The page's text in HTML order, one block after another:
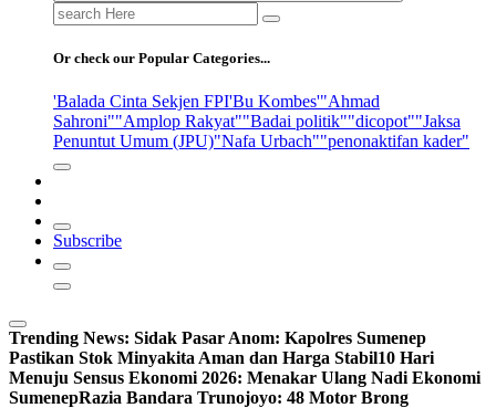
Search
for:
Or check our Popular Categories...
'Balada Cinta Sekjen FPI'Bu Kombes'"Ahmad
Sahroni""Amplop Rakyat""Badai politik""dicopot""Jaksa
Penuntut Umum (JPU)"Nafa Urbach""penonaktifan kader"
Subscribe
Trending News: Sidak Pasar Anom: Kapolres Sumenep
Pastikan Stok Minyakita Aman dan Harga Stabil10 Hari
Menuju Sensus Ekonomi 2026: Menakar Ulang Nadi Ekonomi
SumenepRazia Bandara Trunojoyo: 48 Motor Brong